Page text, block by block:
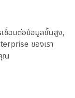
เชื่อมต่อข้อมูลขั้นสูง,
ของเรา
ณ